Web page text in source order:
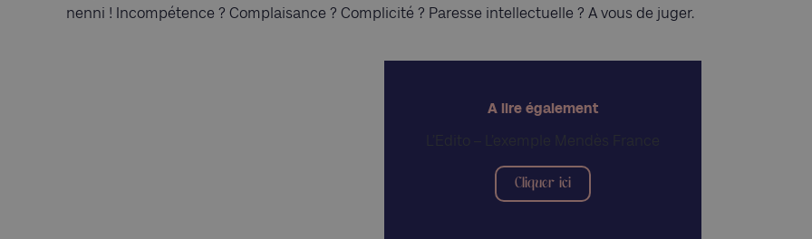
nenni ! Incompétence ? Complaisance ? Complicité ? Paresse intellectuelle ? A vous de juger.
A lire également
Cliquer ici